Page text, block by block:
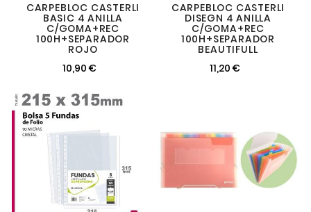
CARPEBLOC CASTERLI
BASIC 4 ANILLA
C/GOMA+REC
100H+SEPARADOR
ROJO
10,90 €
CARPEBLOC CASTERLI
DISEGN 4 ANILLA
C/GOMA+REC
100H+SEPARADOR
BEAUTIFULL
11,20 €